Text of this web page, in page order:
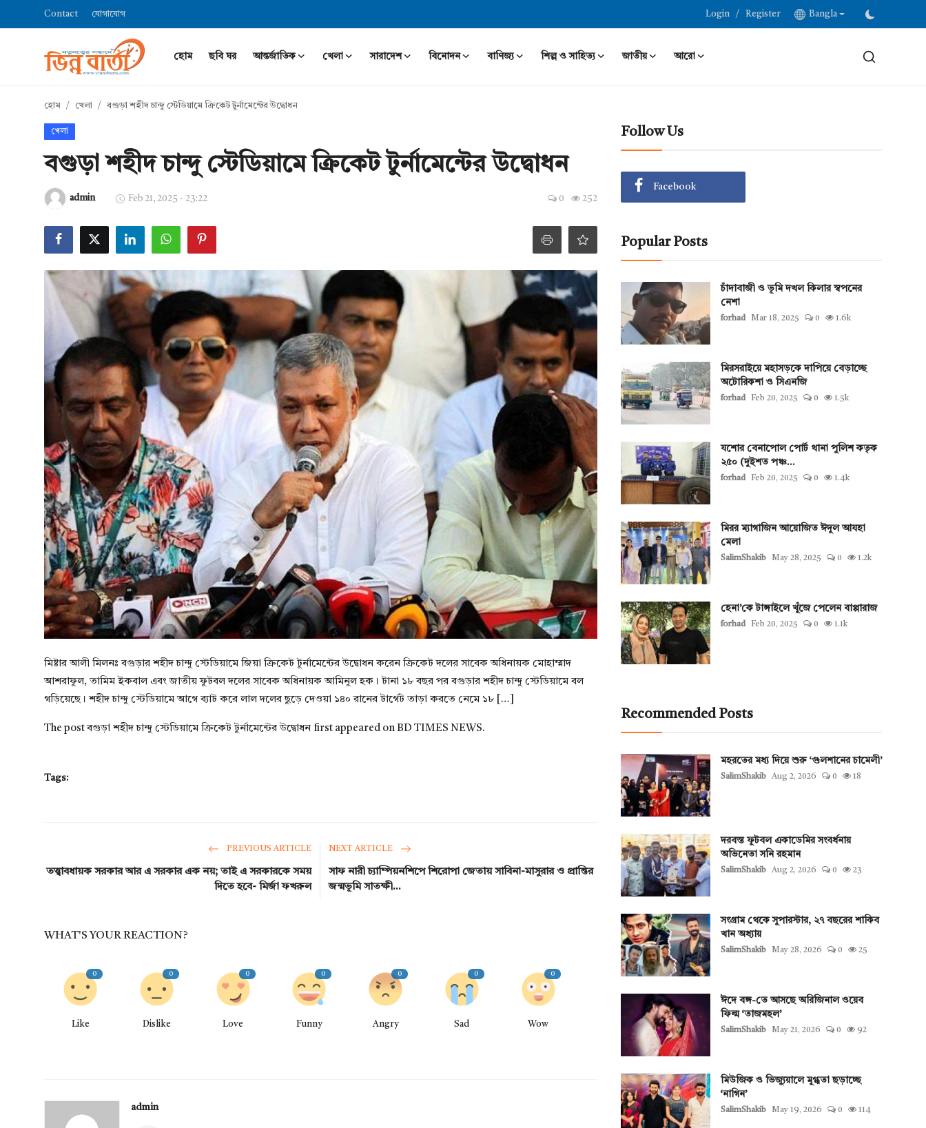
Contact যোগাযোগ Login / Register Bangla
হোম ছবি ঘর আন্তর্জাতিক খেলা সারাদেশ বিনোদন বাণিজ্য শিল্প ও সাহিত্য জাতীয়
আরো
Login
যোগাযোগ
আন্তর্জাতিক
রাজনীতি
Bangla
হোম খেলা বগুড়া শহীদ চান্দু স্টেডিয়ামে ক্রিকেট টুর্নামেন্টের উদ্বোধন
খেলা
বগুড়া শহীদ চান্দু স্টেডিয়ামে ক্রিকেট টুর্নামেন্টের উদ্বোধন
admin Feb 21, 2025 - 23:22 0 252
মিষ্টার আলী মিলনঃ বগুড়ার শহীদ চান্দু স্টেডিয়ামে জিয়া ক্রিকেট টুর্নামেন্টের উদ্বোধন করেন ক্রিকেট দলের সাবেক অধিনায়ক মোহাম্মাদ
আশরাফুল, তামিম ইকবাল এবং জাতীয় ফুটবল দলের সাবেক অধিনায়ক আমিনুল হক। টানা ১৮ বছর পর বগুড়ার শহীদ চান্দু স্টেডিয়ামে বল
গড়িয়েছে। শহীদ চান্দু স্টেডিয়ামে আগে ব্যাট করে লাল দলের ছুড়ে দেওয়া ১৪০ রানের টার্গেট তাড়া করতে নেমে ১৮ […]
The postবগুড়া শহীদ চান্দু স্টেডিয়ামে ক্রিকেট টুর্নামেন্টের উদ্বোধন first appeared on BD TIMES NEWS.
Tags:
PREVIOUS ARTICLE
তত্ত্বাবধায়ক সরকার আর এ সরকার এক নয়; তাই এ সরকারকে সময়
দিতে হবে- মির্জা ফখরুল
NEXT ARTICLE
সাফ নারী চ্যাম্পিয়নশিপে শিরোপা জেতায় সাবিনা-মাসুরার ও প্রান্তির
জন্মভূমি সাতক্ষী...
WHAT'S YOUR REACTION?
0
Like
0
Dislike
0
Love
0
Funny
0
Angry
0
Sad
0
Wow
admin
Follow Us
Facebook
Popular Posts
চাঁদাবাজী ও ভূমি দখল কিলার স্বপনের
নেশা
forhad Mar 18, 2025 0 1.6k
মিরসরাইয়ে মহাসড়কে দাপিয়ে বেড়াচ্ছে
অটোরিকশা ও সিএনজি
forhad Feb 20, 2025 0 1.5k
যশোর বেনাপোল পোর্ট থানা পুলিশ কতৃক
২৫০ (দুইশত পঞ্চ...
forhad Feb 20, 2025 0 1.4k
মিরর ম্যাগাজিন আয়োজিত ঈদুল আযহা
মেলা
SalimShakib May 28, 2025 0 1.2k
হেনা’কে টাঙ্গাইলে খুঁজে পেলেন বাপ্পারাজ
forhad Feb 20, 2025 0 1.1k
Recommended Posts
মহরতের মধ্য দিয়ে শুরু ‘গুলশানের চামেলী’
SalimShakib Aug 2, 2026 0 18
দরবস্ত ফুটবল একাডেমির সংবর্ধনায়
অভিনেতা সনি রহমান
SalimShakib Aug 2, 2026 0 23
সংগ্রাম থেকে সুপারস্টার, ২৭ বছরের শাকিব
খান অধ্যায়
SalimShakib May 28, 2026 0 25
ঈদে বঙ্গ-তে আসছে অরিজিনাল ওয়েব
ফিল্ম ‘তাজমহল’
SalimShakib May 21, 2026 0 92
মিউজিক ও ভিজ্যুয়ালে মুগ্ধতা ছড়াচ্ছে
‘নাগিন’
SalimShakib May 19, 2026 0 114